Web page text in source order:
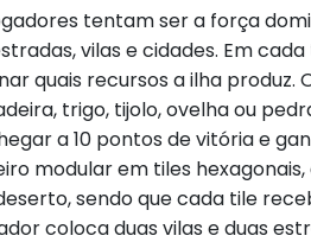
tentam ser a força
vilas e cidades. Em
quais recursos a ilha produz.
trigo, tijolo, ovelha ou
a 10 pontos de vitória e
modular em tiles
sendo que cada tile
coloca duas vilas e duas